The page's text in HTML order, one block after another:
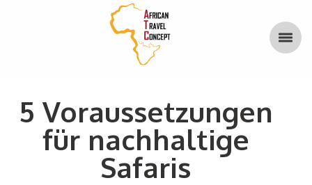
5 Voraussetzungen
für nachhaltige
Safaris